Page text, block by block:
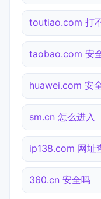
toutiao.com 打
taobao.com 安
huawei.com 安
sm.cn 怎么进入
ip138.com 网址
360.cn 安全吗